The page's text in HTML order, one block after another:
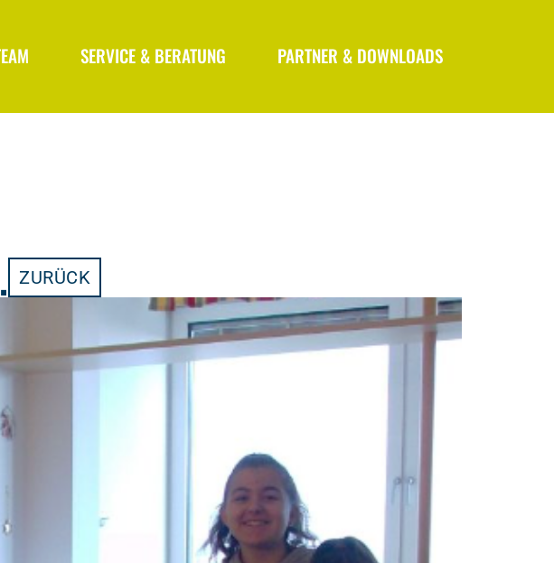
SERVICE & BERATUNG PARTNER & DOWNLOADS
ZURÜCK